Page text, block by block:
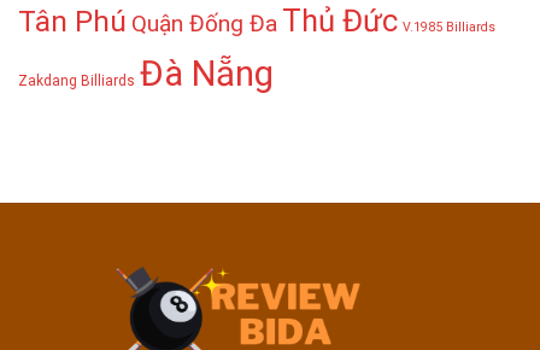
Tân Phú Quận Đống Đa Thủ Đức V.1985 Billiards
Zakdang Billiards Đà Nẵng